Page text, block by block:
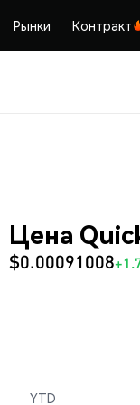
Рынки Контракт
Цена
$0.00091008
YTD